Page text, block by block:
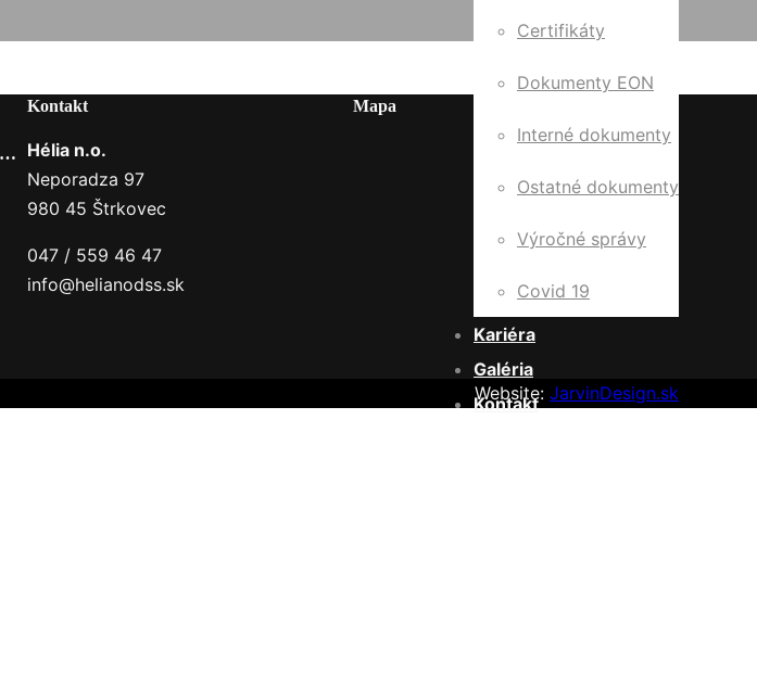
Certifikáty
Dokumenty EON
Interné dokumenty
Ostatné dokumenty
Výročné správy
Covid 19
Kariéra
Galéria
Kontakt
Kontakt
Hélia n.o.
Neporadza 97
980 45 Štrkovec
047 / 559 46 47
info@helianodss.sk
Mapa
Website: JarvinDesign.sk